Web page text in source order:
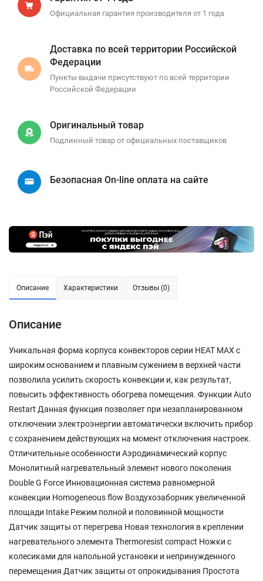
Официальная гарантия производителя от 1 года
Доставка по всей территории Российской
Федерации
Пункты выдачи присутствуют по всей территории
Российской Федерации
Оригинальный товар
Подлинный товар от официальных поставщиков
Безопасная On-line оплата на сайте
Описание Характеристики Отзывы (0)
Описание
Уникальная форма корпуса конвекторов серии HEAT MAX с
широким основанием и плавным сужением в верхней части
позволила усилить скорость конвекции и, как результат,
повысить эффективность обогрева помещения. Функции Auto
Restart Данная функция позволяет при незапланированном
отключении электроэнергии автоматически включить прибор
с сохранением действующих на момент отключения настроек.
Отличительные особенности Аэродинамический корпус
Монолитный нагревательный элемент нового поколения
Double G Force Инновационная система равномерной
конвекции Homogeneous flow Воздухозаборник увеличенной
площади Intake Режим полной и половинной мощности
Датчик защиты от перегрева Новая технология в креплении
нагревательного элемента Thermoresist compact Ножки с
колесиками для напольной установки и непринужденного
перемещения Датчик защиты от опрокидывания Простота